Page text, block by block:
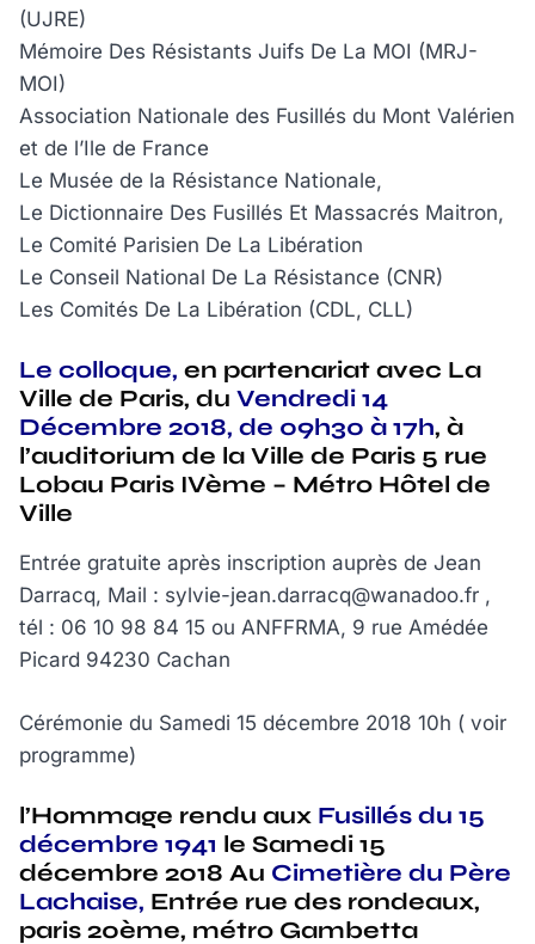
(UJRE)
Mémoire Des Résistants Juifs De La MOI (MRJ-
MOI)
Association Nationale des Fusillés du Mont Valérien
et de l’Ile de France
Le Musée de la Résistance Nationale,
Le Dictionnaire Des Fusillés Et Massacrés Maitron,
Le Comité Parisien De La Libération
Le Conseil National De La Résistance (CNR)
Les Comités De La Libération (CDL, CLL)
Le colloque, en partenariat avec La
Ville de Paris, du Vendredi 14
Décembre 2018, de 09h30 à 17h, à
l’auditorium de la Ville de Paris 5 rue
Lobau Paris IVème – Métro Hôtel de
Ville
Entrée gratuite après inscription auprès de Jean
Darracq, Mail : sylvie-jean.darracq@wanadoo.fr ,
tél : 06 10 98 84 15 ou ANFFRMA, 9 rue Amédée
Picard 94230 Cachan
Cérémonie du Samedi 15 décembre 2018 10h ( voir
programme)
l’Hommage rendu aux Fusillés du 15
décembre 1941 le Samedi 15
décembre 2018 Au Cimetière du Père
Lachaise, Entrée rue des rondeaux,
paris 20ème, métro Gambetta